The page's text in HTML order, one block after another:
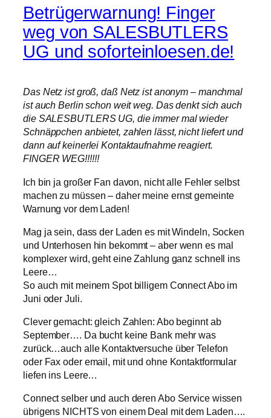
Betrügerwarnung! Finger
weg von SALESBUTLERS
UG und soforteinloesen.de!
Das Netz ist groß, daß Netz ist anonym – manchmal
ist auch Berlin schon weit weg. Das denkt sich auch
die SALESBUTLERS UG, die immer mal wieder
Schnäppchen anbietet, zahlen lässt, nicht liefert und
dann auf keinerlei Kontaktaufnahme reagiert.
FINGER WEG!!!!!!
Ich bin ja großer Fan davon, nicht alle Fehler selbst
machen zu müssen – daher meine ernst gemeinte
Warnung vor dem Laden!
Mag ja sein, dass der Laden es mit Windeln, Socken
und Unterhosen hin bekommt – aber wenn es mal
komplexer wird, geht eine Zahlung ganz schnell ins
Leere…
So auch mit meinem Spot billigem Connect Abo im
Juni oder Juli.
Clever gemacht: gleich Zahlen: Abo beginnt ab
September…. Da bucht keine Bank mehr was
zurück…auch alle Kontaktversuche über Telefon
oder Fax oder email, mit und ohne Kontaktformular
liefen ins Leere…
Connect selber und auch deren Abo Service wissen
übrigens NICHTS von einem Deal mit dem Laden….